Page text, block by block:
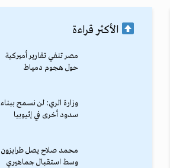
الأكثر قراءة
مصر تنفي تقارير أميركية
حول هجوم دمياط
وزارة الري: لن نسمح ببناء
سدود أخرى في إثيوبيا
محمد صلاح يصل طرابزون
وسط استقبال جماهيري